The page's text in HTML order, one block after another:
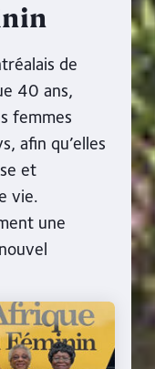
de
40 ans,
femmes
afin qu’elles
et
vie.
une